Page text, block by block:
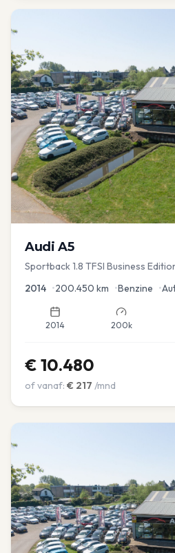
Audi A5
Sportback 1.8 TFSI Business
2014 •200.450 km •Benzine •
2014 200k
€ 10.480
of vanaf: € 217 /mnd